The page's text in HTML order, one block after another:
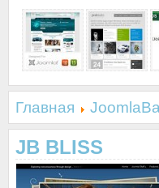
Главная
JB BLISS